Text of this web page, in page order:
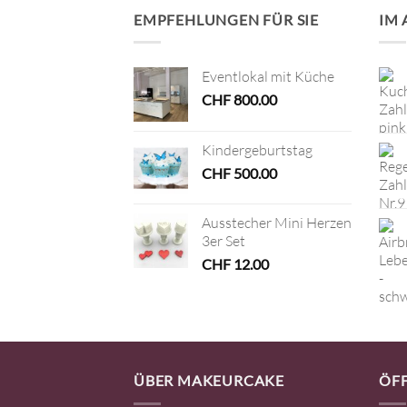
EMPFEHLUNGEN FÜR SIE
Eventlokal mit Küche
CHF800.00
Kindergeburtstag
CHF500.00
Ausstecher Mini Herzen
3er Set
CHF12.00
IM
ÜBER MAKEURCAKE